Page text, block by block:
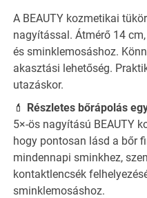
A BEAUTY kozmetikai
nagyítással. Átmérő 14
és sminklemosáshoz.
akasztási lehetőség.
utazáskor.
💄 Részletes bőrápolás
5×-ös nagyítású BEAUTY
hogy pontosan lásd a bőr
mindennapi sminkhez,
kontaktlencsék
sminklemosáshoz.